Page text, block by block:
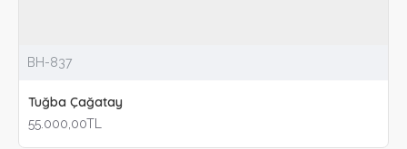
BH-837
Tuğba Çağatay
55.000,00TL